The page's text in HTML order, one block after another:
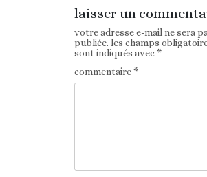
laisser un
votre adresse e-mail ne sera
publiée. les champs
sont indiqués avec*
commentaire*